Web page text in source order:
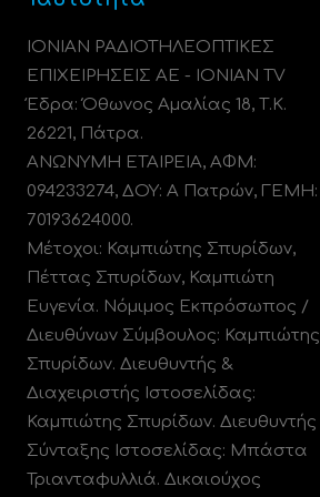
ΙΟΝΙΑΝ ΡΑΔΙΟΤΗΛΕΟΠΤΙΚΕΣ
ΕΠΙΧΕΙΡΗΣΕΙΣ ΑΕ - IONIAN TV
Έδρα: Όθωνος Αμαλίας 18, Τ.Κ.
26221, Πάτρα.
ΑΝΩΝΥΜΗ ΕΤΑΙΡΕΙΑ, ΑΦΜ:
094233274, ΔΟΥ: A Πατρών, ΓΕΜΗ:
70193624000.
Μέτοχοι: Καμπιώτης Σπυρίδων,
Πέττας Σπυρίδων, Καμπιώτη
Ευγενία. Νόμιμος Εκπρόσωπος /
Διευθύνων Σύμβουλος: Καμπιώτης
Σπυρίδων. Διευθυντής &
Διαχειριστής Ιστοσελίδας:
Καμπιώτης Σπυρίδων. Διευθυντής
Σύνταξης Ιστοσελίδας: Μπάστα
Τριανταφυλλιά. Δικαιούχος